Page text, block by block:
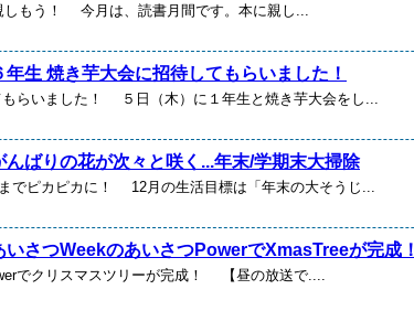
もう！ 今月は、読書月間です。本に親し...
年生 焼き芋大会に招待してもらいました！
らいました！ ５日（木）に１年生と焼き芋大会をし...
んばりの花が次々と咲く...年末/学期末大掃除
でピカピカに！ 12月の生活目標は「年末の大そうじ...
いさつWeekのあいさつPowerでXmasTreeが完成！
でクリスマスツリーが完成！ 【昼の放送で....